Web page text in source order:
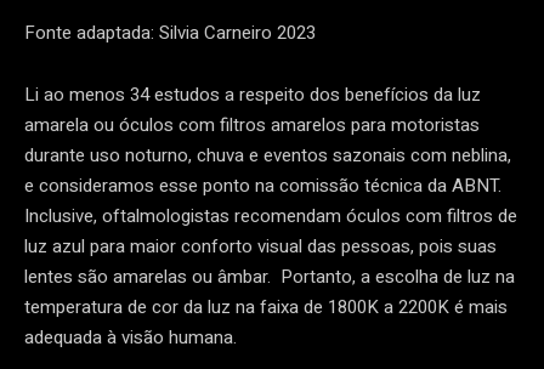
Fonte adaptada: Silvia Carneiro 2023
Li ao menos 34 estudos a respeito dos benefícios da luz
amarela ou óculos com filtros amarelos para motoristas
durante uso noturno, chuva e eventos sazonais com neblina,
e consideramos esse ponto na comissão técnica da ABNT.
Inclusive, oftalmologistas recomendam óculos com filtros de
luz azul para maior conforto visual das pessoas, pois suas
lentes são amarelas ou âmbar. Portanto, a escolha de luz na
temperatura de cor da luz na faixa de 1800K a 2200K é mais
adequada à visão humana.